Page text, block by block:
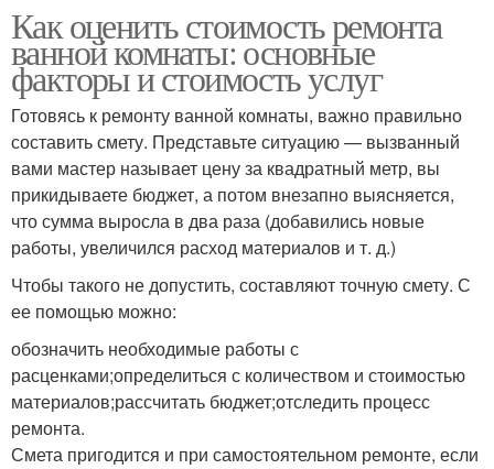
Как оценить стоимость ремонта
ванной комнаты: основные
факторы и стоимость услуг
Готовясь к ремонту ванной комнаты, важно правильно
составить смету. Представьте ситуацию — вызванный
вами мастер называет цену за квадратный метр, вы
прикидываете бюджет, а потом внезапно выясняется,
что сумма выросла в два раза (добавились новые
работы, увеличился расход материалов и т. д.)
Чтобы такого не допустить, составляют точную смету. С
ее помощью можно:
обозначить необходимые работы с
расценками;определиться с количеством и стоимостью
материалов;рассчитать бюджет;отследить процесс
ремонта.
Смета пригодится и при самостоятельном ремонте, если